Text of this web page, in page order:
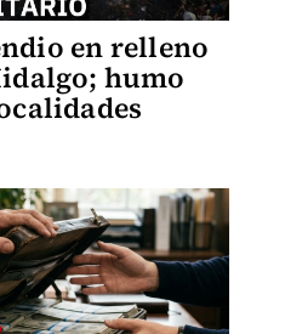
en relleno
humo